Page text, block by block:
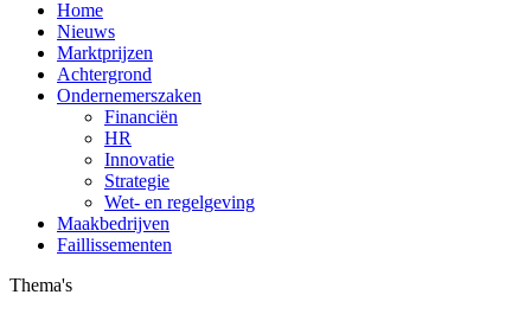
Home
Nieuws
Marktprijzen
Achtergrond
Ondernemerszaken
Financiën
HR
Innovatie
Strategie
Wet- en regelgeving
Maakbedrijven
Faillissementen
Thema's